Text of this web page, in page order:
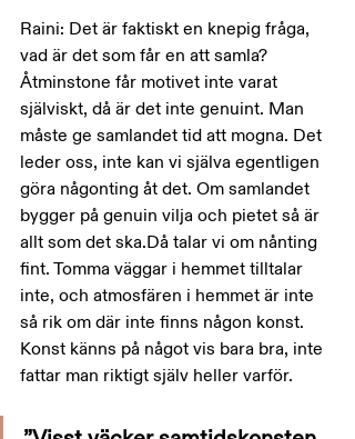
Raini: Det är faktiskt en knepig fråga,
vad är det som får en att samla?
Åtminstone får motivet inte varat
själviskt, då är det inte genuint. Man
måste ge samlandet tid att mogna. Det
leder oss, inte kan vi själva egentligen
göra någonting åt det. Om samlandet
bygger på genuin vilja och pietet så är
allt som det ska.Då talar vi om nånting
fint. Tomma väggar i hemmet tilltalar
inte, och atmosfären i hemmet är inte
så rik om där inte finns någon konst.
Konst känns på något vis bara bra, inte
fattar man riktigt själv heller varför.